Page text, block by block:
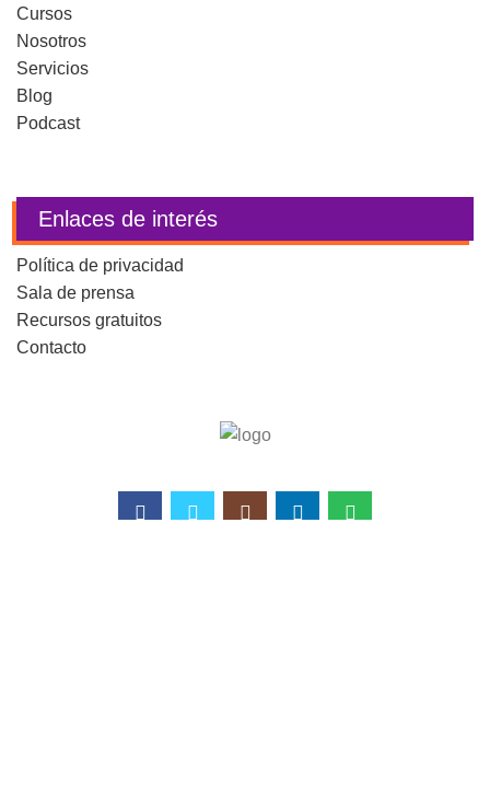
Cursos
Nosotros
Servicios
Blog
Podcast
Enlaces de interés
Política de privacidad
Sala de prensa
Recursos gratuitos
Contacto